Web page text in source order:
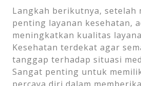
Langkah berikutnya, setelah
penting layanan kesehatan,
meningkatkan kualitas
Kesehatan terdekat agar
tanggap terhadap situasi
Sangat penting untuk